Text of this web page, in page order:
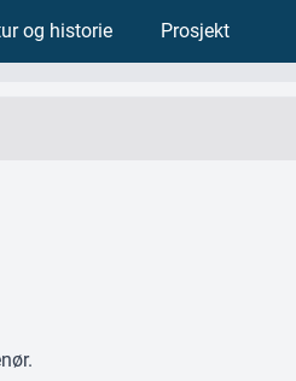
og historie Prosjekt